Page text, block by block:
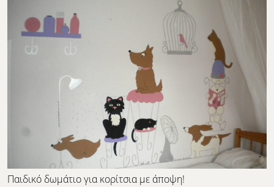
Παιδικό δωμάτιο για κορίτσια με άποψη!